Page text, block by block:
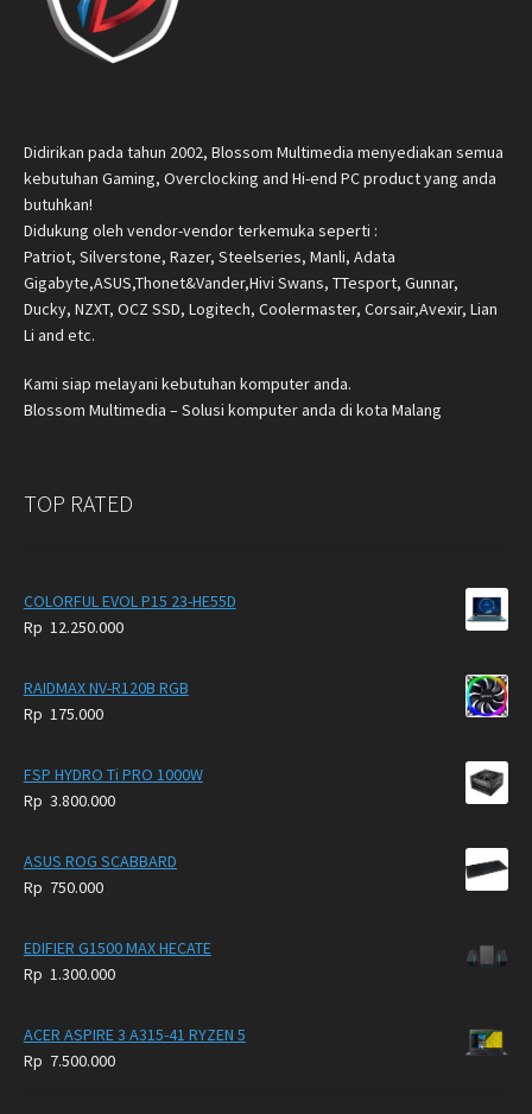
Didirikan pada tahun 2002, Blossom Multimedia menyediakan semua
kebutuhan Gaming, Overclocking and Hi-end PC product yang anda
butuhkan!
Didukung oleh vendor-vendor terkemuka seperti :
Patriot, Silverstone, Razer, Steelseries, Manli, Adata
Gigabyte,ASUS,Thonet&Vander,Hivi Swans, TTesport, Gunnar,
Ducky, NZXT, OCZ SSD, Logitech, Coolermaster, Corsair,Avexir, Lian
Li and etc.
Kami siap melayani kebutuhan komputer anda.
Blossom Multimedia – Solusi komputer anda di kota Malang
TOP RATED
COLORFUL EVOL P15 23-HE55D
Rp 12.250.000
RAIDMAX NV-R120B RGB
Rp 175.000
FSP HYDRO Ti PRO 1000W
Rp 3.800.000
ASUS ROG SCABBARD
Rp 750.000
EDIFIER G1500 MAX HECATE
Rp 1.300.000
ACER ASPIRE 3 A315-41 RYZEN 5
Rp 7.500.000